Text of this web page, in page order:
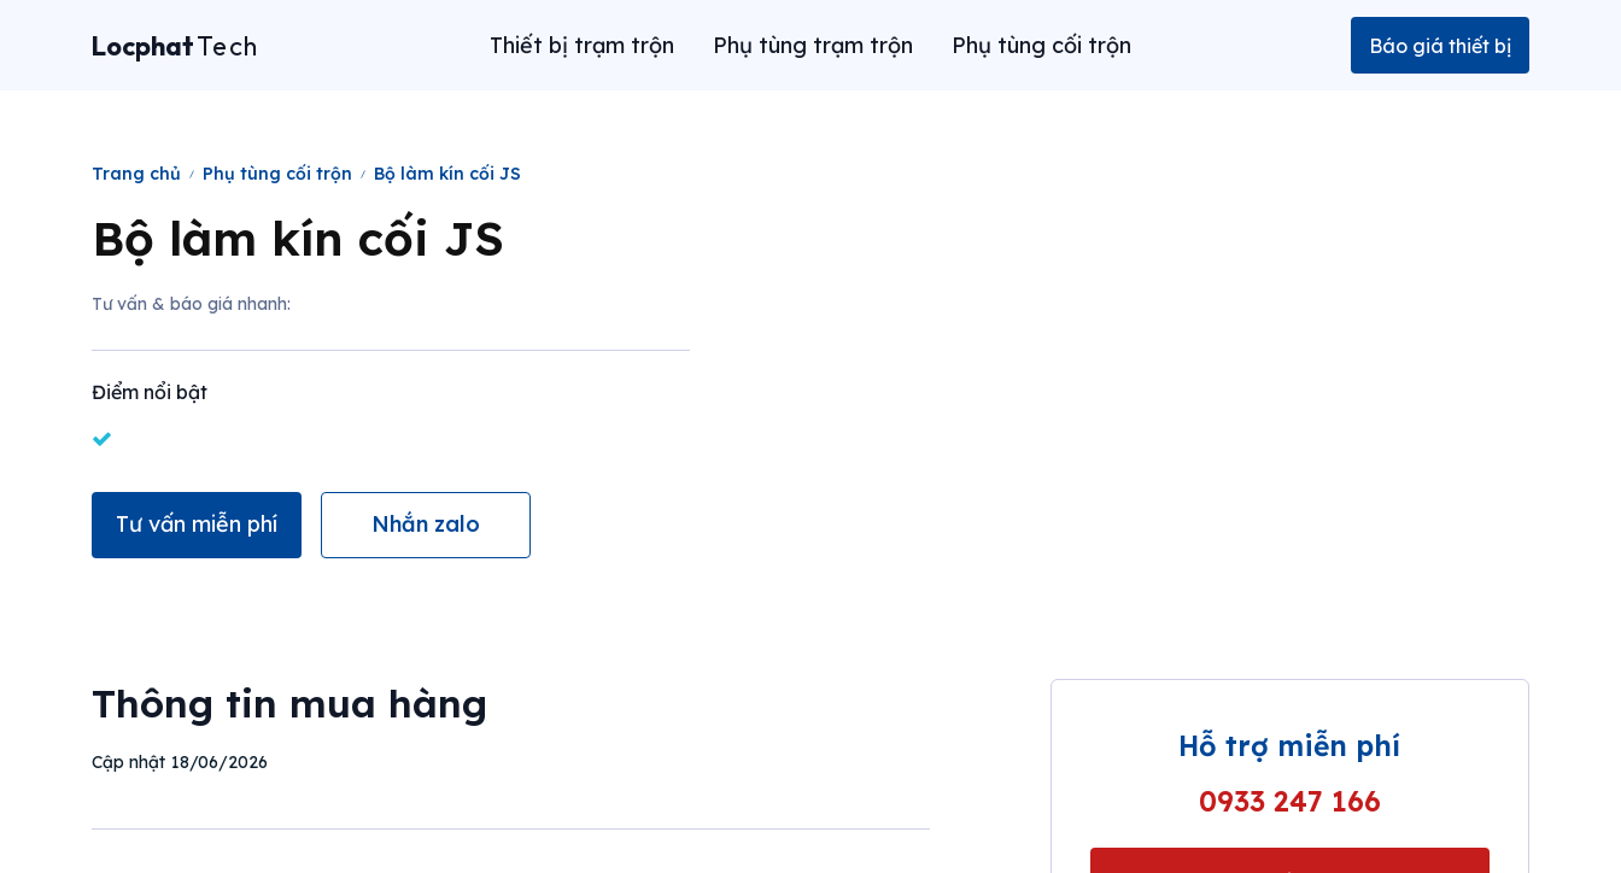
LocphatTech Thiết bị trạm trộn Phụ tùng trạm trộn Phụ tùng cối trộn Báo giá thiết bị
Trang chủ Phụ tùng cối trộn Bộ làm kín cối JS
Bộ làm kín cối JS
Tư vấn & báo giá nhanh:
Điểm nổi bật
Tư vấn miễn phí Nhắn zalo
Thông tin mua hàng
Cập nhật 18/06/2026
Hỗ trợ miễn phí
0933 247 166